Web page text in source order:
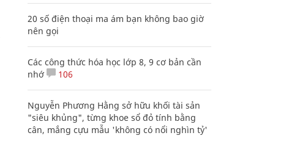
20 số điện thoại ma ám bạn không bao giờ
nên gọi
Các công thức hóa học lớp 8, 9 cơ bản cần
nhớ
106
Nguyễn Phương Hằng sở hữu khối tài sản
"siêu khủng", từng khoe sổ đỏ tính bằng
cân, mắng cựu mẫu 'không có nổi nghìn tỷ'